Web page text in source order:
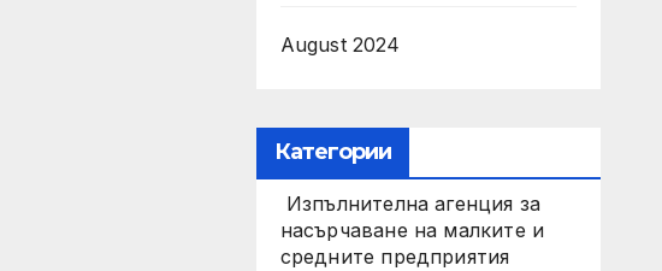
August 2024
Категории
Изпълнителна агенция за
насърчаване на малките и
средните предприятия